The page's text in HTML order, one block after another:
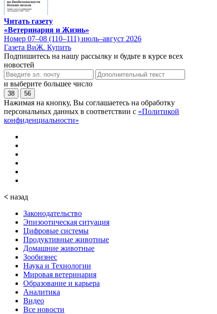
Читать газету
«Ветеринария и Жизнь»
Номер 07–08 (110–111) июль–август 2026
Газета ВиЖ. Купить
Подпишитесь на нашу рассылку и будьте в курсе всех
новостей
и выберите большее число
38 56
Нажимая на кнопку, Вы соглашаетесь на обработку
персональных данных в соответствии с «Политикой
конфиденциальности»
< назад
Законодательство
Эпизоотическая ситуация
Цифровые системы
Продуктивные животные
Домашние животные
Зообизнес
Наука и Технологии
Мировая ветеринария
Образование и карьера
Аналитика
Видео
Все новости